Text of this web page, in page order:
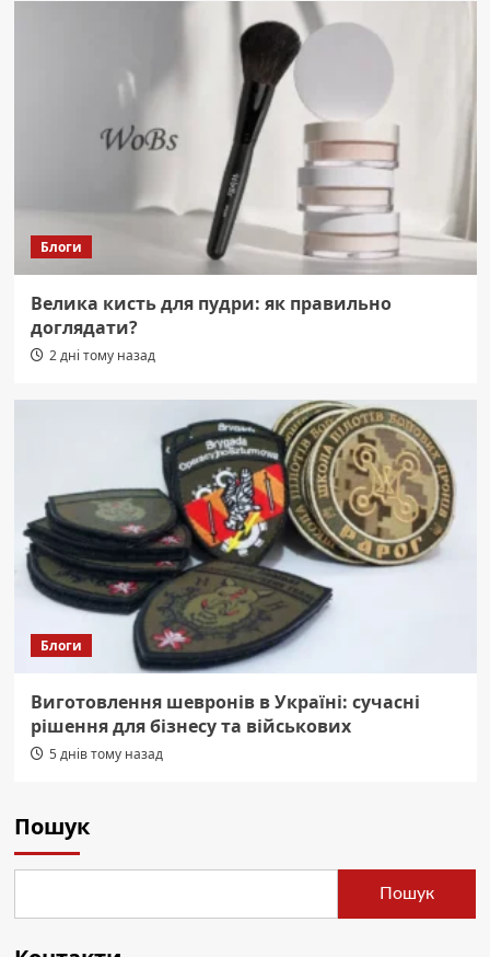
Блоги
Велика кисть для пудри: як правильно
доглядати?
2 дні тому назад
Блоги
Виготовлення шевронів в Україні: сучасні
рішення для бізнесу та військових
5 днів тому назад
Пошук
Пошук